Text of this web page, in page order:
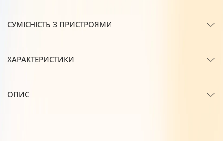
СУМІСНІСТЬ З ПРИСТРОЯМИ
ХАРАКТЕРИСТИКИ
ОПИС